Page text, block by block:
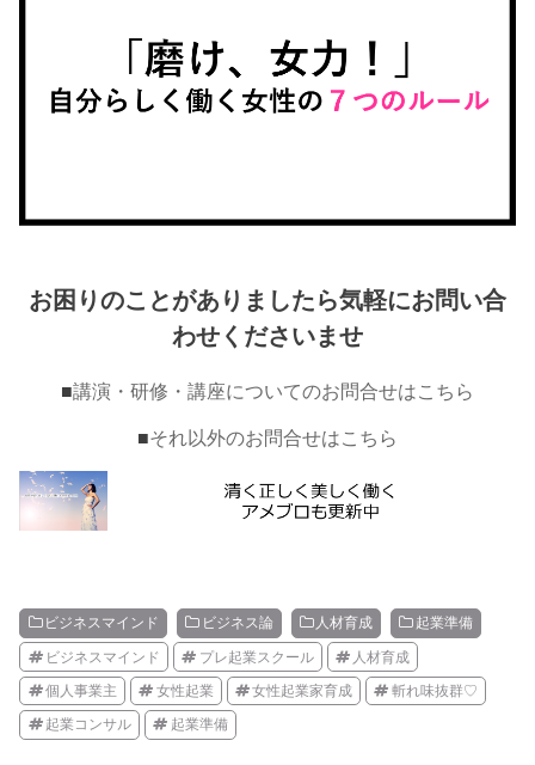
お困りのことがありましたら気軽にお問い合
わせくださいませ
■講演・研修・講座についてのお問合せはこちら
■それ以外のお問合せはこちら
ビジネスマインド ビジネス論 人材育成 起業準備
ビジネスマインド プレ起業スクール 人材育成
個人事業主 女性起業 女性起業家育成 斬れ味抜群♡
起業コンサル 起業準備